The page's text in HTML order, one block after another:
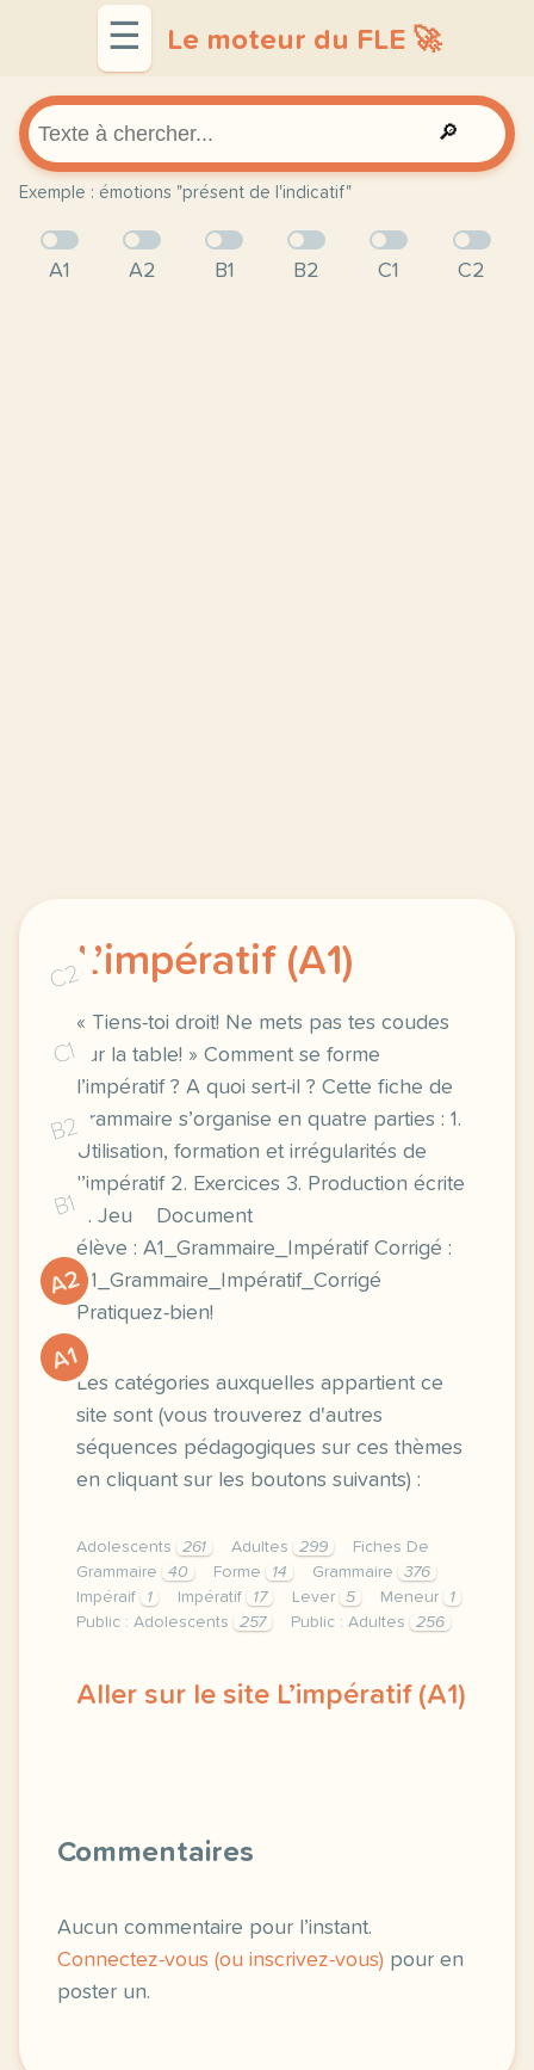
☰ Le moteur du FLE 🚀
🔎
Exemple : émotions "présent de l'indicatif"
A1 A2 B1 B2 C1 C2
C2
C1
B2
B1
A2
A1
L’impératif (A1)
« Tiens-toi droit! Ne mets pas tes coudes
sur la table! » Comment se forme
l’impératif ? A quoi sert-il ? Cette fiche de
grammaire s’organise en quatre parties : 1.
Utilisation, formation et irrégularités de
l’impératif 2. Exercices 3. Production écrite
4. Jeu Document
élève : A1_Grammaire_Impératif Corrigé :
A1_Grammaire_Impératif_Corrigé
Pratiquez-bien!
Les catégories auxquelles appartient ce
site sont (vous trouverez d'autres
séquences pédagogiques sur ces thèmes
en cliquant sur les boutons suivants) :
Adolescents 261 Adultes 299
Fiches De
Grammaire
40 Forme 14 Grammaire
376
Impéraif
1 Impératif 17 Lever 5 Meneur
1
Public : Adolescents
257 Public : Adultes 256
Aller sur le site L’impératif (A1)
Commentaires
Aucun commentaire pour l’instant.
Connectez-vous (ou inscrivez-vous) pour en
poster un.